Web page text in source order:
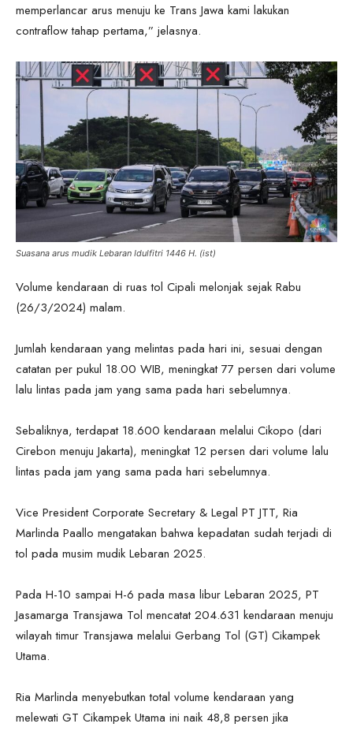
memperlancar arus menuju ke Trans Jawa kami lakukan
contraflow tahap pertama,” jelasnya.
Suasana arus mudik Lebaran Idulfitri 1446 H. (ist)
Volume kendaraan di ruas tol Cipali melonjak sejak Rabu
(26/3/2024) malam.
Jumlah kendaraan yang melintas pada hari ini, sesuai dengan
catatan per pukul 18.00 WIB, meningkat 77 persen dari volume
lalu lintas pada jam yang sama pada hari sebelumnya.
Sebaliknya, terdapat 18.600 kendaraan melalui Cikopo (dari
Cirebon menuju Jakarta), meningkat 12 persen dari volume lalu
lintas pada jam yang sama pada hari sebelumnya.
Vice President Corporate Secretary & Legal PT JTT, Ria
Marlinda Paallo mengatakan bahwa kepadatan sudah terjadi di
tol pada musim mudik Lebaran 2025.
Pada H-10 sampai H-6 pada masa libur Lebaran 2025, PT
Jasamarga Transjawa Tol mencatat 204.631 kendaraan menuju
wilayah timur Transjawa melalui Gerbang Tol (GT) Cikampek
Utama.
Ria Marlinda menyebutkan total volume kendaraan yang
melewati GT Cikampek Utama ini naik 48,8 persen jika